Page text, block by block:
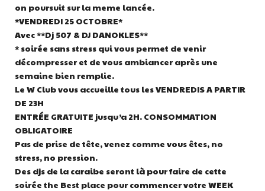
on poursuit sur la meme lancée.
*VENDREDI 25 OCTOBRE*
Avec **Dj 507 & DJ DANOKLES**
* soirée sans stress qui vous permet de venir
décompresser et de vous ambiancer après une
semaine bien remplie.
Le W Club vous accueille tous les VENDREDIS A PARTIR
DE 23H
ENTRÉE GRATUITE jusqu’a 2H. CONSOMMATION
OBLIGATOIRE
Pas de prise de tête, venez comme vous êtes, no
stress, no pression.
Des djs de la caraibe seront là pour faire de cette
soirée the Best place pour commencer votre WEEK